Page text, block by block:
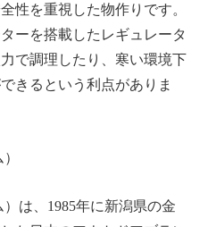
性を重視した物作りです。
ーを搭載したレギュレータ
で調理したり、寒い環境下
きるという利点がありま
は、1985年に新潟県の金